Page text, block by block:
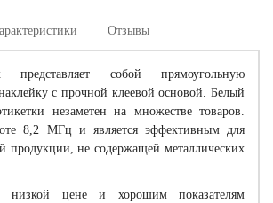
Отзывы
представляет собой прямоугольную
с прочной клеевой основой. Белый
незаметен на множестве товаров.
8,2 МГц и является эффективным для
продукции, не содержащей металлических
низкой цене и хорошим показателям